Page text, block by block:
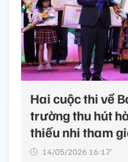
Hai cuộc thi về
trường thu hút
thiếu nhi tham
14/05/2026 16:17’